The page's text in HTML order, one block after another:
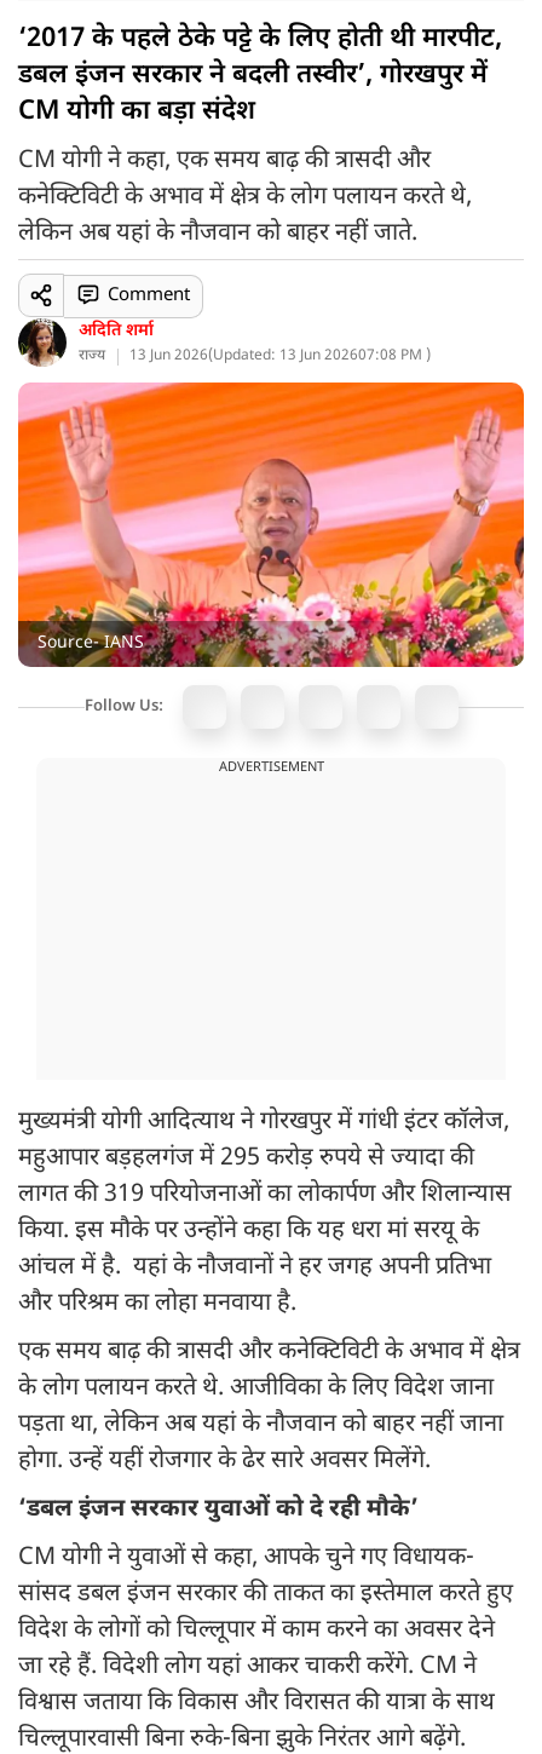
‘2017 के पहले ठेके पट्टे के लिए होती थी मारपीट,
डबल इंजन सरकार ने बदली तस्वीर’, गोरखपुर में
CM योगी का बड़ा संदेश
CM योगी ने कहा, एक समय बाढ़ की त्रासदी और
कनेक्टिविटी के अभाव में क्षेत्र के लोग पलायन करते थे,
लेकिन अब यहां के नौजवान को बाहर नहीं जाते.
अदिति शर्मा
राज्य 13 Jun 2026(Updated: 13 Jun 202607:08 PM )
Comment
Source- IANS
Follow Us:
ADVERTISEMENT
मुख्यमंत्री योगी आदित्याथ ने गोरखपुर में गांधी इंटर कॉलेज,
महुआपार बड़हलगंज में 295 करोड़ रुपये से ज्यादा की
लागत की 319 परियोजनाओं का लोकार्पण और शिलान्यास
किया. इस मौके पर उन्होंने कहा कि यह धरा मां सरयू के
आंचल में है. यहां के नौजवानों ने हर जगह अपनी प्रतिभा
और परिश्रम का लोहा मनवाया है.
एक समय बाढ़ की त्रासदी और कनेक्टिविटी के अभाव में क्षेत्र
के लोग पलायन करते थे. आजीविका के लिए विदेश जाना
पड़ता था, लेकिन अब यहां के नौजवान को बाहर नहीं जाना
होगा. उन्हें यहीं रोजगार के ढेर सारे अवसर मिलेंगे.
‘डबल इंजन सरकार युवाओं को दे रही मौके’
CM योगी ने युवाओं से कहा, आपके चुने गए विधायक-
सांसद डबल इंजन सरकार की ताकत का इस्तेमाल करते हुए
विदेश के लोगों को चिल्लूपार में काम करने का अवसर देने
जा रहे हैं. विदेशी लोग यहां आकर चाकरी करेंगे. CM ने
विश्वास जताया कि विकास और विरासत की यात्रा के साथ
चिल्लूपारवासी बिना रुके-बिना झुके निरंतर आगे बढ़ेंगे.